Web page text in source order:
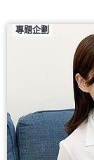
專題企劃